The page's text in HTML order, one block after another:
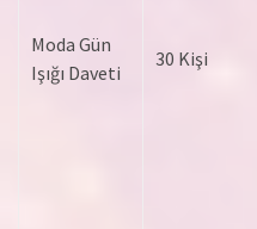
Moda Gün
Işığı Daveti
30 Kişi